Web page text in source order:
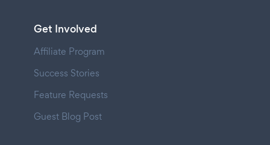
Get Involved
Affiliate Program
Success Stories
Feature Requests
Guest Blog Post